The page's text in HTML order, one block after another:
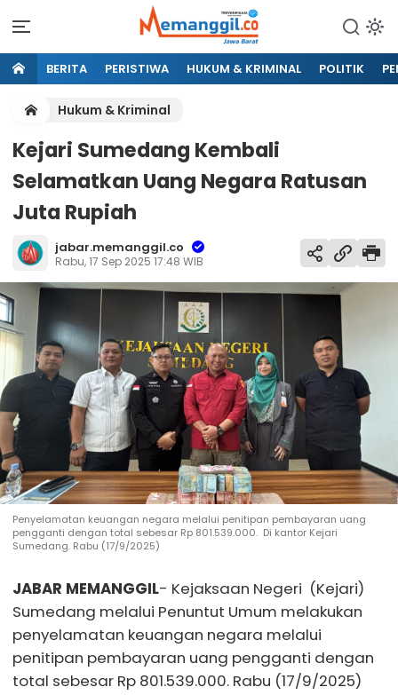
BERITA PERISTIWA HUKUM & KRIMINAL POLITIK
Hukum & Kriminal
Kejari Sumedang Kembali
Selamatkan Uang Negara Ratusan
Juta Rupiah
jabar.memanggil.co
Rabu, 17 Sep 2025 17:48 WIB
Penyelamatan keuangan negara melalui penitipan pembayaran uang
pengganti dengan total sebesar Rp 801.539.000. Di kantor Kejari
Sumedang. Rabu (17/9/2025)
JABAR MEMANGGIL- Kejaksaan Negeri (Kejari)
Sumedang melalui Penuntut Umum melakukan
penyelamatan keuangan negara melalui
penitipan pembayaran uang pengganti dengan
total sebesar Rp 801.539.000. Rabu (17/9/2025)